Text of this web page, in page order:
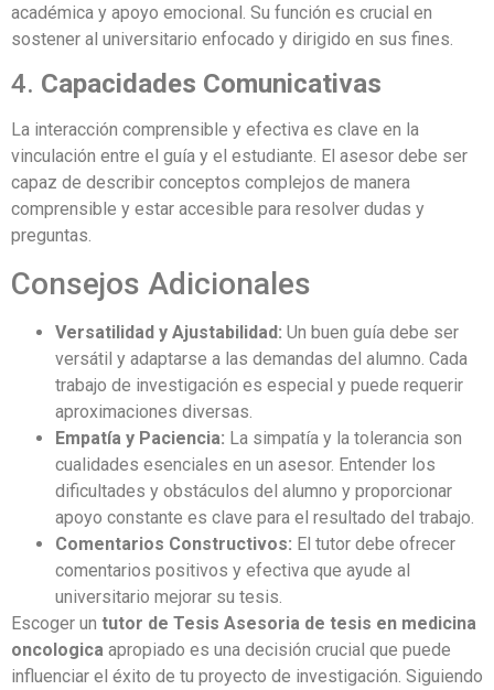
académica y apoyo emocional. Su función es crucial en
sostener al universitario enfocado y dirigido en sus fines.
4. Capacidades Comunicativas
La interacción comprensible y efectiva es clave en la
vinculación entre el guía y el estudiante. El asesor debe ser
capaz de describir conceptos complejos de manera
comprensible y estar accesible para resolver dudas y
preguntas.
Consejos Adicionales
Versatilidad y Ajustabilidad: Un buen guía debe ser
versátil y adaptarse a las demandas del alumno. Cada
trabajo de investigación es especial y puede requerir
aproximaciones diversas.
Empatía y Paciencia: La simpatía y la tolerancia son
cualidades esenciales en un asesor. Entender los
dificultades y obstáculos del alumno y proporcionar
apoyo constante es clave para el resultado del trabajo.
Comentarios Constructivos: El tutor debe ofrecer
comentarios positivos y efectiva que ayude al
universitario mejorar su tesis.
Escoger un tutor de Tesis Asesoria de tesis en medicina
oncologica apropiado es una decisión crucial que puede
influenciar el éxito de tu proyecto de investigación. Siguiendo